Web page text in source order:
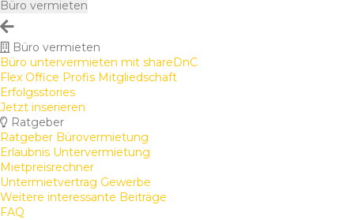
Büro vermieten
Büro vermieten
Büro untervermieten mit shareDnC
Flex Office Profis Mitgliedschaft
Erfolgsstories
Jetzt inserieren
Ratgeber
Ratgeber Bürovermietung
Erlaubnis Untervermietung
Mietpreisrechner
Untermietvertrag Gewerbe
Weitere interessante Beiträge
FAQ